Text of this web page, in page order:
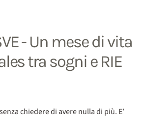
- Un mese di vita
tra sogni e RIE
chiedere di avere nulla di più. E’